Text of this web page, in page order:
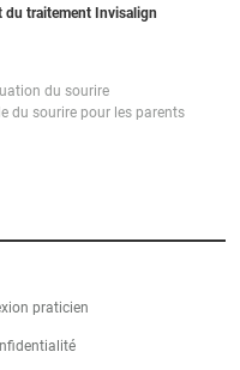
du traitement Invisalign
du sourire
du sourire pour les parents
praticien